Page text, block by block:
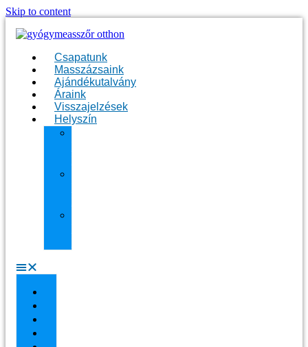
Skip to content
Csapatunk
Masszázsaink
Ajándékutalvány
Áraink
Visszajelzések
Helyszín